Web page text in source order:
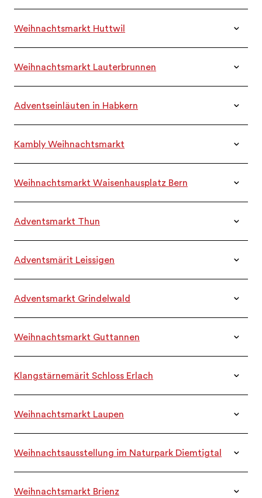
DATEN
Weihnachtsmarkt Huttwil
DATEN
Weihnachtsmarkt Lauterbrunnen
DATEN
Adventseinläuten in Habkern
DATEN
Kambly Weihnachtsmarkt
DATEN
Weihnachtsmarkt Waisenhausplatz Bern
DATEN
Adventsmarkt Thun
DATEN
Adventsmärit Leissigen
DATEN
Adventsmarkt Grindelwald
DATEN
Weihnachtsmarkt Guttannen
DATEN
Klangstärnemärit Schloss Erlach
DATEN
Weihnachtsmarkt Laupen
DATEN
Weihnachtsausstellung im Naturpark Diemtigtal
DATEN
Weihnachtsmarkt Brienz